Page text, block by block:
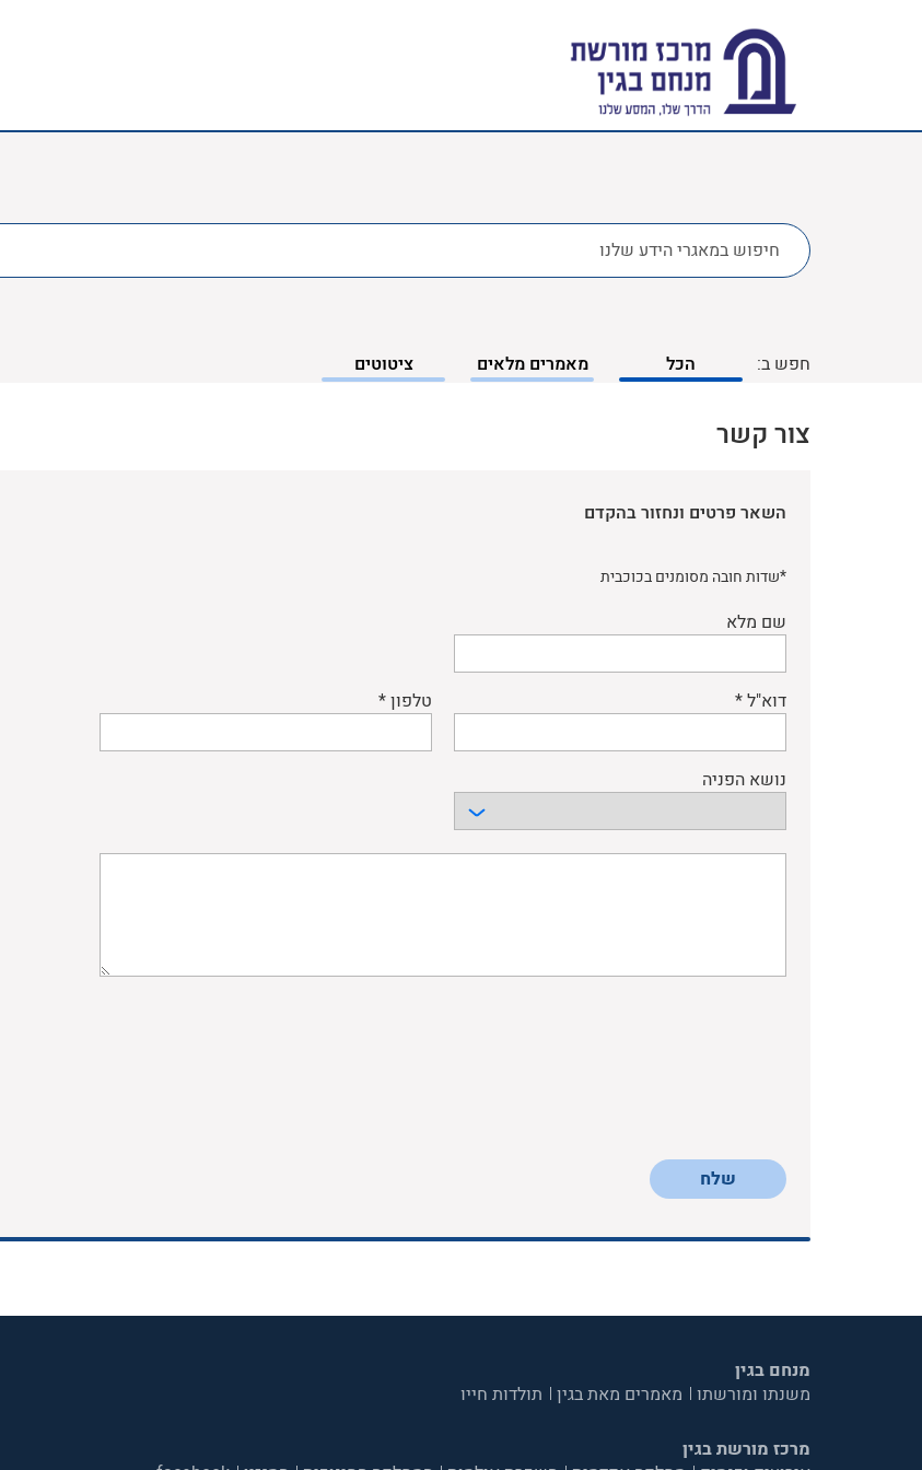
לחפש
ב:
חפש ב: הכל מאמרים מלאים ציטוטים
צור קשר
השאר פרטים ונחזור בהקדם
*שדות חובה מסומנים בכוכבית
שם מלא
דוא"ל * טלפון *
נושא הפניה
שלח
מנחם בגין
משנתו ומורשתו מאמרים מאת בגין תולדות חייו
מרכז מורשת בגין